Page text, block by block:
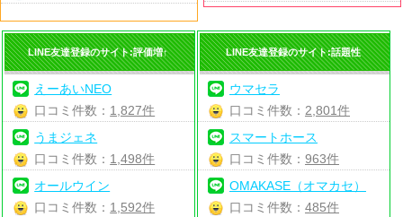
LINE友達登録のサイト:評価増↑
えーあいNEO
口コミ件数： 1,827件
うまジェネ
口コミ件数： 1,498件
オールウイン
口コミ件数： 1,592件
LINE友達登録のサイト:話題性
ウマセラ
口コミ件数： 2,801件
スマートホース
口コミ件数： 963件
OMAKASE（オマカセ）
口コミ件数： 485件